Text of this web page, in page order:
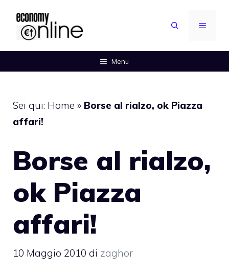
contenuto
MENU
Menu
Sei qui: Home » Borse al rialzo, ok Piazza
affari!
Borse al rialzo,
ok Piazza
affari!
10 Maggio 2010 di zaghor